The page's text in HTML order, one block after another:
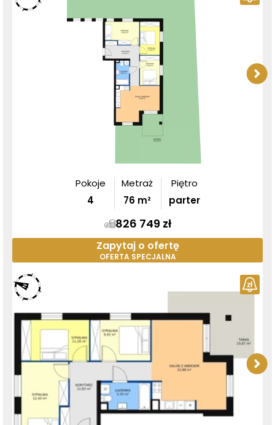
Pokoje
4
Metraż
76 m²
Piętro
parter
826 749 zł
Zapytaj o ofertę
OFERTA SPECJALNA